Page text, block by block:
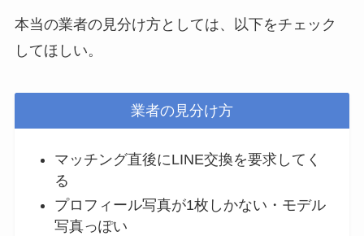
本当の業者の見分け方としては、以下をチェック
してほしい。
業者の見分け方
マッチング直後にLINE交換を要求してく
る
プロフィール写真が1枚しかない・モデル
写真っぽい